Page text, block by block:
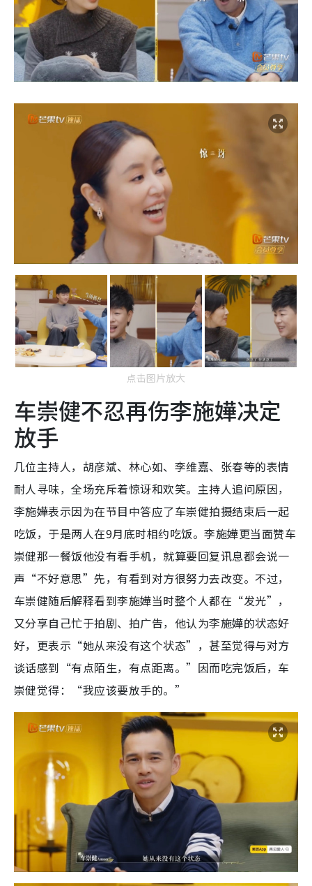
点击图片放大
车崇健不忍再伤李施嬅决定
放手
几位主持人，胡彦斌、林心如、李维嘉、张春等的表情
耐人寻味，全场充斥着惊讶和欢笑。主持人追问原因，
李施嬅表示因为在节目中答应了车崇健拍摄结束后一起
吃饭，于是两人在9月底时相约吃饭。李施嬅更当面赞车
崇健那一餐饭他没有看手机，就算要回复讯息都会说一
声“不好意思”先，有看到对方很努力去改变。不过，
车崇健随后解释看到李施嬅当时整个人都在“发光”，
又分享自己忙于拍剧、拍广告，他认为李施嬅的状态好
好，更表示“她从来没有这个状态”，甚至觉得与对方
谈话感到“有点陌生，有点距离。”因而吃完饭后，车
崇健觉得：“我应该要放手的。”